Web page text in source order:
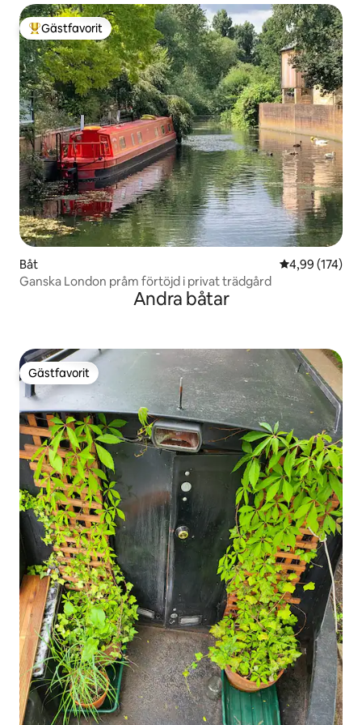
Populär gästfavorit
Gästfavorit
Båt 4,99 av 5 i
4,99 (174)
Ganska London pråm förtöjd i privat trädgård
Andra båtar
Gästfavorit
Gästfavorit